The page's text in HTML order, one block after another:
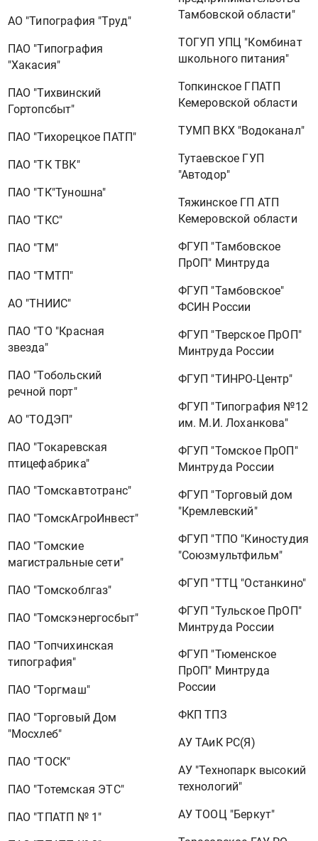
АО "Типография "Труд"
ПАО "Типография
"Хакасия"
ПАО "Тихвинский
Гортопсбыт"
ПАО "Тихорецкое ПАТП"
ПАО "ТК ТВК"
ПАО "ТК"Туношна"
ПАО "ТКС"
ПАО "ТМ"
ПАО "ТМТП"
АО "ТНИИС"
ПАО "ТО "Красная
звезда"
ПАО "Тобольский
речной порт"
АО "ТОДЭП"
ПАО "Токаревская
птицефабрика"
ПАО "Томскавтотранс"
ПАО "ТомскАгроИнвест"
ПАО "Томские
магистральные сети"
ПАО "Томскоблгаз"
ПАО "Томскэнергосбыт"
ПАО "Топчихинская
типография"
ПАО "Торгмаш"
ПАО "Торговый Дом
"Мосхлеб"
ПАО "ТОСК"
ПАО "Тотемская ЭТС"
ПАО "ТПАТП № 1"
Тамбовской области"
ТОГУП УПЦ "Комбинат
школьного питания"
Топкинское ГПАТП
Кемеровской области
ТУМП ВКХ "Водоканал"
Тутаевское ГУП
"Автодор"
Тяжинское ГП АТП
Кемеровской области
ФГУП "Тамбовское
ПрОП" Минтруда
ФГУП "Тамбовское"
ФСИН России
ФГУП "Тверское ПрОП"
Минтруда России
ФГУП "ТИНРО-Центр"
ФГУП "Типография №12
им. М.И. Лоханкова"
ФГУП "Томское ПрОП"
Минтруда России
ФГУП "Торговый дом
"Кремлевский"
ФГУП "ТПО "Киностудия
"Союзмультфильм"
ФГУП "ТТЦ "Останкино"
ФГУП "Тульское ПрОП"
Минтруда России
ФГУП "Тюменское
ПрОП" Минтруда
России
ФКП ТПЗ
АУ ТАиК РС(Я)
АУ "Технопарк высокий
технологий"
АУ ТООЦ "Беркут"